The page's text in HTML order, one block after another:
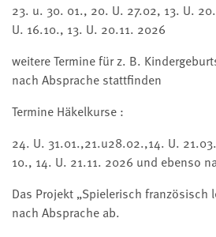
23. u. 30. 01., 20. U. 27.02, 13. U.
U. 16.10., 13. U. 20.11. 2026
weitere Termine für z. B.
nach Absprache stattfinden
Termine Häkelkurse :
24. U. 31.01.,21.u28.02.,14. U.
10., 14. U. 21.11. 2026 und ebenso
Das Projekt „Spielerisch französisch
nach Absprache ab.